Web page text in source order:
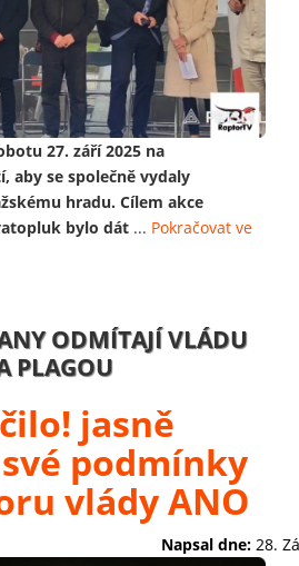
27. září 2025 na
aby se společně vydaly
hradu. Cílem akce
bylo dát ... Pokračovat ve
ODMÍTAJÍ VLÁDU
PLAGOU
jasně
podmínky
vlády ANO
Napsal dne: 28.